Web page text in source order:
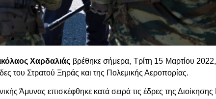
Χαρδαλιάς βρέθηκε σήμερα, Τρίτη 15 Μαρτίου
του Στρατού Ξηράς και της Πολεμικής Αεροπορίας.
Άμυνας επισκέφθηκε κατά σειρά τις έδρες της Διοίκησης